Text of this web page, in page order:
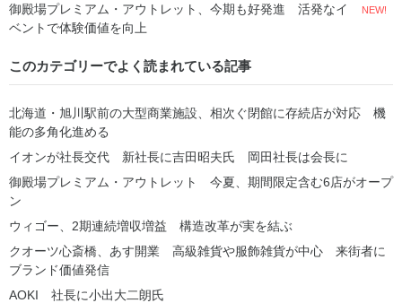
御殿場プレミアム・アウトレット、今期も好発進 活発なイ
ベントで体験価値を向上
NEW!
このカテゴリーでよく読まれている記事
北海道・旭川駅前の大型商業施設、相次ぐ閉館に存続店が対応 機
能の多角化進める
イオンが社長交代 新社長に吉田昭夫氏 岡田社長は会長に
御殿場プレミアム・アウトレット 今夏、期間限定含む6店がオープ
ン
ウィゴー、2期連続増収増益 構造改革が実を結ぶ
クオーツ心斎橋、あす開業 高級雑貨や服飾雑貨が中心 来街者に
ブランド価値発信
AOKI 社長に小出大二朗氏